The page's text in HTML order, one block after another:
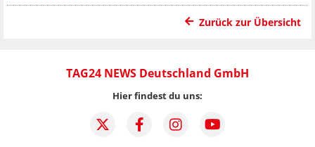
Zurück zur Übersicht
TAG24 NEWS Deutschland GmbH
Hier findest du uns: